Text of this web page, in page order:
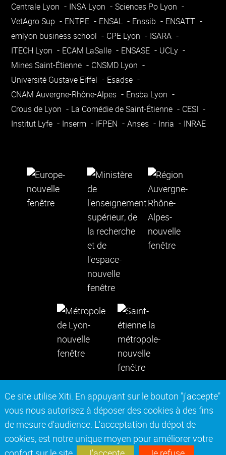
Ce site utilise Xiti. En appuyant sur le bouton "j'accepte"
vous nous autorisez à déposer des cookies à des fins
de mesure d'audience. L'acceptation du dépot de
cookies, est notre unique moyen pour améliorer votre
Centrale Lyon
INSA Lyon
Sciences Po Lyon
VetAgro Sup
ENTPE ENSAL Enssib
ENSATT
emlyon business school
CPE Lyon
ISARA
ITECH Lyon
ECAM LaSalle ENSASE
UCLy
Mines Saint-Étienne
CNSMD Lyon
Université Gustave Eiffel
Esadse
CNAM Auvergne-Rhône-Alpes
Ensba Lyon
Crous de Lyon
La Comédie de Saint-Étienne
CESI
Institut Lyfe
Inserm IFPEN Anses Inria INRAE
Contact
Mentions légales
Actes réglementaires
Marchés publics
Accessibilité : non conforme
Plan du site